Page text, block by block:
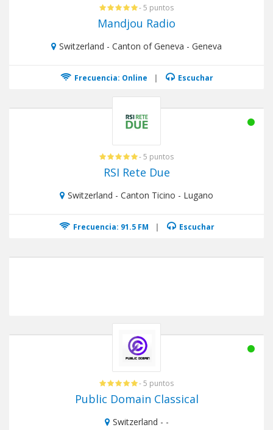
- 5 puntos
Mandjou Radio
Switzerland - Canton of Geneva - Geneva
Frecuencia: Online | Escuchar
- 5 puntos
RSI Rete Due
Switzerland - Canton Ticino - Lugano
Frecuencia: 91.5 FM | Escuchar
- 5 puntos
Public Domain Classical
Switzerland - -